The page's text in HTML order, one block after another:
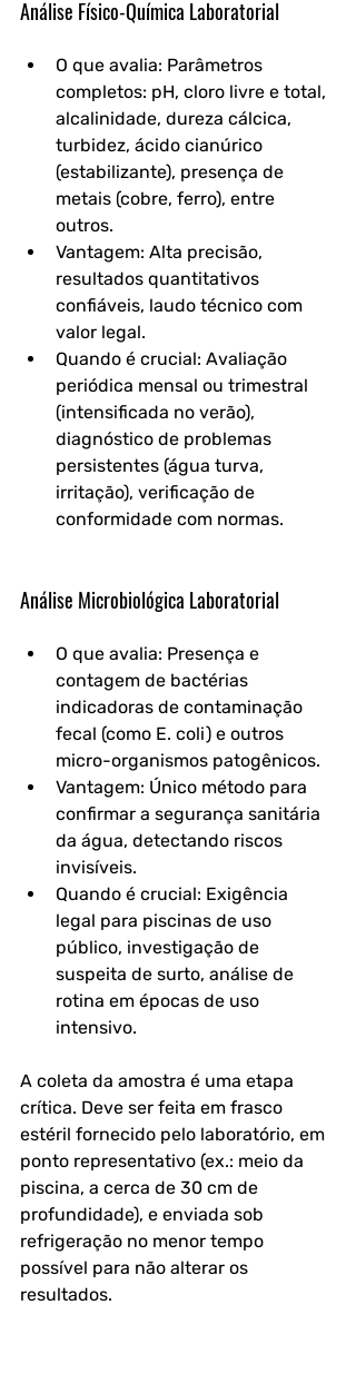
Análise Físico-Química Laboratorial
O que avalia: Parâmetros
completos: pH, cloro livre e total,
alcalinidade, dureza cálcica,
turbidez, ácido cianúrico
(estabilizante), presença de
metais (cobre, ferro), entre
outros.
Vantagem: Alta precisão,
resultados quantitativos
confiáveis, laudo técnico com
valor legal.
Quando é crucial: Avaliação
periódica mensal ou trimestral
(intensificada no verão),
diagnóstico de problemas
persistentes (água turva,
irritação), verificação de
conformidade com normas.
Análise Microbiológica Laboratorial
O que avalia: Presença e
contagem de bactérias
indicadoras de contaminação
fecal (como E. coli) e outros
micro-organismos patogênicos.
Vantagem: Único método para
confirmar a segurança sanitária
da água, detectando riscos
invisíveis.
Quando é crucial: Exigência
legal para piscinas de uso
público, investigação de
suspeita de surto, análise de
rotina em épocas de uso
intensivo.
A coleta da amostra é uma etapa
crítica. Deve ser feita em frasco
estéril fornecido pelo laboratório, em
ponto representativo (ex.: meio da
piscina, a cerca de 30 cm de
profundidade), e enviada sob
refrigeração no menor tempo
possível para não alterar os
resultados.